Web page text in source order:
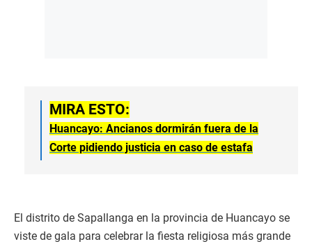
MIRA ESTO:
Huancayo: Ancianos dormirán fuera de la
Corte pidiendo justicia en caso de estafa
El distrito de Sapallanga en la provincia de Huancayo se
viste de gala para celebrar la fiesta religiosa más grande